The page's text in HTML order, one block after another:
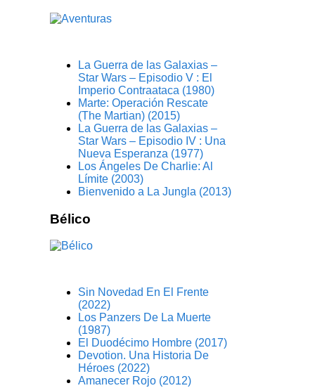
La Guerra de las Galaxias –
Star Wars – Episodio V : El
Imperio Contraataca (1980)
Marte: Operación Rescate
(The Martian) (2015)
La Guerra de las Galaxias –
Star Wars – Episodio IV : Una
Nueva Esperanza (1977)
Los Ángeles De Charlie: Al
Límite (2003)
Bienvenido a La Jungla (2013)
Bélico
Sin Novedad En El Frente
(2022)
Los Panzers De La Muerte
(1987)
El Duodécimo Hombre (2017)
Devotion. Una Historia De
Héroes (2022)
Amanecer Rojo (2012)